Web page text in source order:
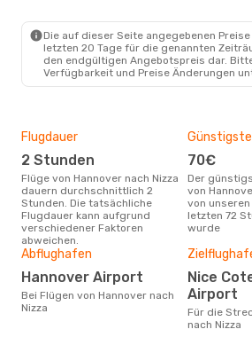
EurowingsDirekt
NCE- HAJ
Die auf dieser Seite angegebenen
letzten 20 Tage für die genannten
den endgültigen Angebotspreis dar.
Verfügbarkeit und Preise Änderungen
Flugdauer
2 Stunden
Flüge von Hannover nach Nizza
dauern durchschnittlich 2
Stunden. Die tatsächliche
Flugdauer kann aufgrund
verschiedener Faktoren
abweichen.
70€
Der günstigste einfache Flug
von
von unseren
letzten 72
wurde
Abflughafen
Hannover Airport
Bei Flügen von Hannover nach
Nizza
Nice Cote d'Azur
Airport
Für die Strecke von Hannover
nach Nizza